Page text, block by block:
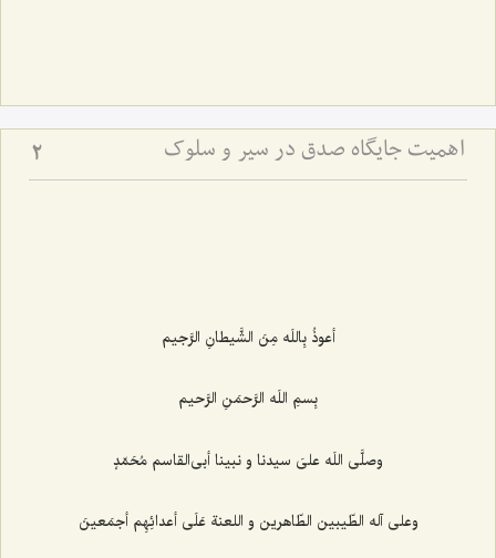
اهمیت جایگاه صدق در سیر و سلوک 2
أعوذُ بِاللَه مِنَ الشَّیطانِ الرَّجیم‌
بِسمِ اللَه الرَّحمَنِ الرَّحیم‌
وصلَّى اللَه علىَ سیدنا و نبینا أبى‌القاسم مُحَمّدٍ
وعلى آله الطّیبین الطّاهرین و اللعنة عَلَى أعدائِهِم أجمَعینَ‌